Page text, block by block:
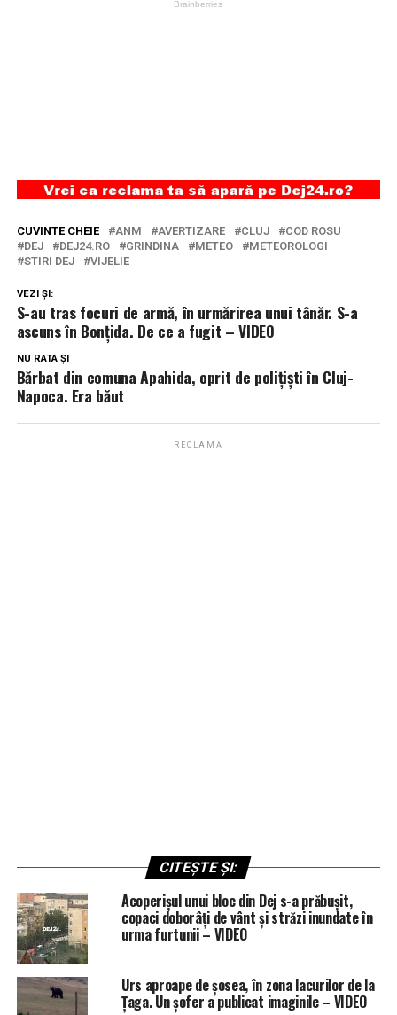
CUVINTE CHEIE ANM AVERTIZARE CLUJ
COD ROSU
DEJ
DEJ24.RO GRINDINA METEO
METEOROLOGI
STIRI DEJ
VIJELIE
VEZI ȘI:
S-au tras focuri de armă, în urmărirea unui tânăr. S-a
ascuns în Bonțida. De ce a fugit – VIDEO
NU RATA ȘI
Bărbat din comuna Apahida, oprit de polițiști în Cluj-
Napoca. Era băut
RECLAMĂ
CITEȘTE ȘI:
Acoperișul unui bloc din Dej s-a prăbușit,
copaci doborâți de vânt și străzi inundate în
urma furtunii – VIDEO
Urs aproape de șosea, în zona lacurilor de la
Țaga. Un șofer a publicat imaginile – VIDEO